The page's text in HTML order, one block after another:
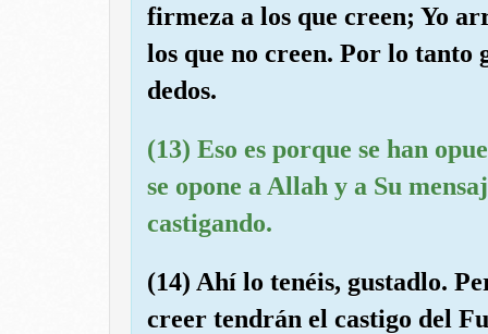
firmeza a los que creen; Yo
los que no creen. Por lo tanto
dedos.
(13) Eso es porque se han
se opone a Allah y a Su
castigando.
(14) Ahí lo tenéis, gustadlo.
creer tendrán el castigo del